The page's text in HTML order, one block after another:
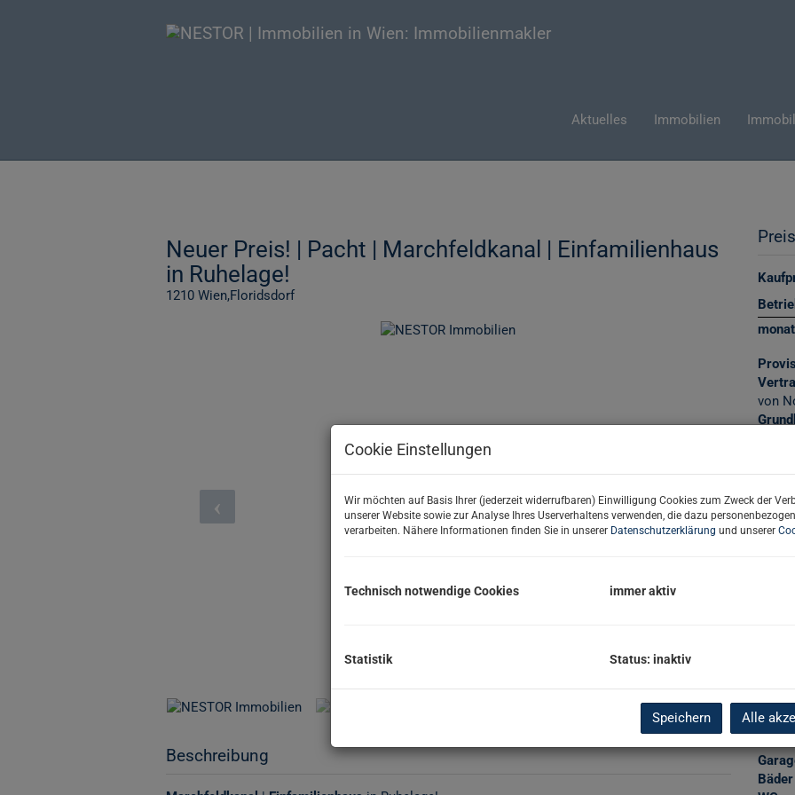
Aktuelles Immobilien
Neuer Preis! | Pacht | Marchfeldkanal | Einfamilienhaus
in Ruhelage!
1210 Wien,Floridsdorf
Beschreibung
von
Bäder
Cookie Einstellungen
Wir möchten auf Basis Ihrer (jederzeit widerrufbaren) Einwilligung Cookies zum Zweck der
unserer Website sowie zur Analyse Ihres Userverhaltens verwenden, die dazu
verarbeiten. Nähere Informationen finden Sie in unserer Datenschutzerklärung und unserer
Technisch notwendige Cookies immer aktiv
Statistik Status: inaktiv
Speichern Alle